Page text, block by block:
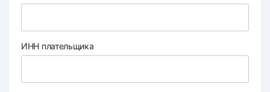
ИНН плательщика